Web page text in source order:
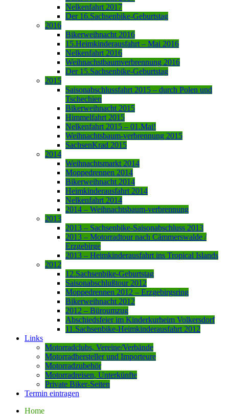
Nelkenfahrt 2017
Der 16.Sachsenbike-Geburtstag
2016
Bikerweihnacht 2016
15.Heimkinderausfahrt – Mai 2016
Nelkenfahrt 2016
Weihnachstbaumverbrennung 2016
Der 15.Sachsenbike-Geburtstag
2015
Saisonabschlussfahrt 2015 – durch Polen und
Tschechien
Bikerweihnacht 2015
Himmelfahrt 2015
Nelkenfahrt 2015 – 01.Mai!
Weihnachtsbaum-verbrennung 2015
SachsenKrad 2015
2014
Weihnachtsmarkt 2014
Moppedrennen 2014
Bikerweihnacht 2014
Heimkinderausfahrt 2014
Nelkenfahrt 2014
2014 – Weihnachtsbaum-verbrennung
2013
2013 – Sachsenbike-Saisonabschluss 2013
2013 – Motorradtour nach Cämmerswalde /
Erzgebirge
2013 – Heimkinderausfahrt ins Tropical Islands
2012
12.Sachsenbike-Geburtstag
Saisonabschlußtour 2012
Moppedrennen 2012 – Erzgebirgsring
Bikerweihnacht 2012
2012 – Büroumzug
Abschiedsfeier im Kinderkurheim Volkersdorf
11.Sachsenbike-Heimkinderausfahrt 2012
Links
Motorradclubs, Vereine/Verbände
Motorradhersteller und Importeure
Motorradzubehör
Motorradreisen, Unterkünfte
Private Biker-Seiten
Termin eintragen
Home